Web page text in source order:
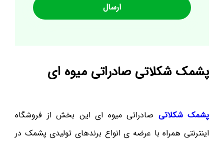
پشمک شکلاتی صادراتی میوه ای
پشمک شکلاتی صادراتی میوه ای این بخش از فروشگاه
اینترنتی همراه با عرضه ی انواع برندهای تولیدی پشمک در